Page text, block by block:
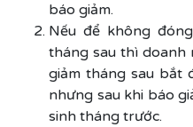
báo giảm.
Nếu để không
tháng sau thì doanh
giảm tháng sau bắt
nhưng sau khi báo
sinh tháng trước.